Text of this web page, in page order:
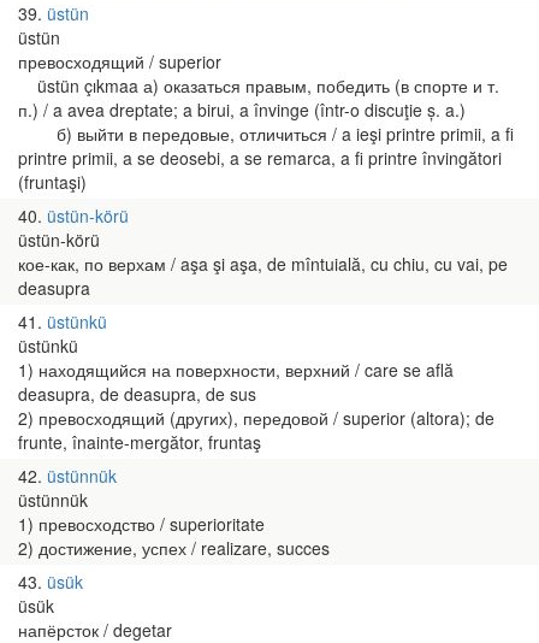
39 üstün
üstün
превосходящий / superior
üstün çıkmaa а) оказаться правым, победить (в спорте и т.
п.) / a avea dreptate; a birui, a învinge (într-o discuţie ș. a.)
б) выйти в передовые, отличиться / a ieşi printre primii, a fi
printre primii, a se deosebi, a se remarca, a fi printre învingători
(fruntaşi)
40 üstün-körü
üstün-körü
кое-как, по верхам / aşa şi aşa, de mîntuială, cu chiu, cu vai, pe
deasupra
41 üstünkü
üstünkü
1) находящийся на поверхности, верхний / care se află
deasupra, de deasupra, de sus
2) превосходящий (других), передовой / superior (altora); de
frunte, înainte-mergător, fruntaş
42 üstünnük
üstünnük
1) превосходство / superioritate
2) достижение, успех / realizare, succes
43 üsük
üsük
напёрсток / degetar